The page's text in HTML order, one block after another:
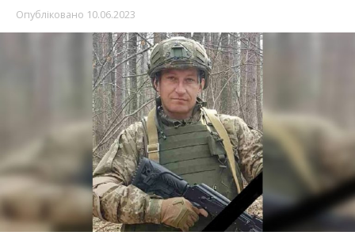
Опубліковано 10.06.2023